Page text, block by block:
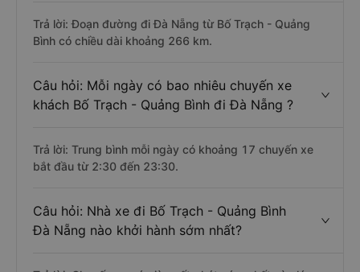
Trả lời: Đoạn đường đi Đà Nẵng từ Bố Trạch - Quảng
Bình có chiều dài khoảng 266 km.
Câu hỏi: Mỗi ngày có bao nhiêu chuyến xe
khách Bố Trạch - Quảng Bình đi Đà Nẵng ?
Trả lời: Trung bình mỗi ngày có khoảng 17 chuyến xe
bắt đầu từ 2:30 đến 23:30.
Câu hỏi: Nhà xe đi Bố Trạch - Quảng Bình
Đà Nẵng nào khởi hành sớm nhất?